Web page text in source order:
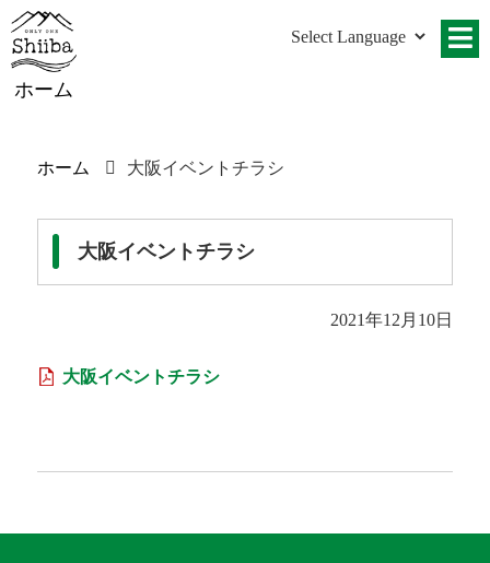
ホーム
ホーム 大阪イベントチラシ
大阪イベントチラシ
2021年12月10日
大阪イベントチラシ